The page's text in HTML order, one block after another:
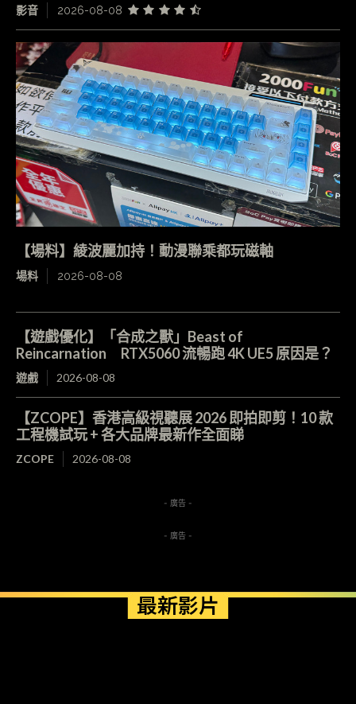
影音 2026-08-08
【場料】綾波麗加持！動漫聯乘都玩磁軸
場料 2026-08-08
【遊戲優化】「合成之獸」Beast of
Reincarnation RTX5060 流暢跑 4K UE5 原因是？
遊戲 2026-08-08
【ZCOPE】香港高級視聽展 2026 即拍即剪！10 款
工程機試玩 + 各大品牌最新作全面睇
ZCOPE 2026-08-08
- 廣告 -
- 廣告 -
最新影片